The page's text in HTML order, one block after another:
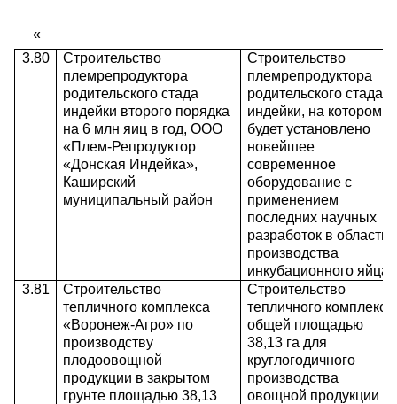
«
3.80
Строительство
племрепродуктора
родительского стада
индейки второго порядка
на 6 млн яиц в год, ООО
«Плем-Репродуктор
«Донская Индейка»,
Каширский
муниципальный район
Строительство
племрепродуктора
родительского стада
индейки, на котором
будет установлено
новейшее
современное
оборудование с
применением
последних научных
разработок в области
производства
инкубационного яйца
3.81
Строительство
тепличного комплекса
«Воронеж-Агро» по
производству
плодоовощной
продукции в закрытом
грунте площадью 38,13
Строительство
тепличного комплекса
общей площадью
38,13 га для
круглогодичного
производства
овощной продукции в